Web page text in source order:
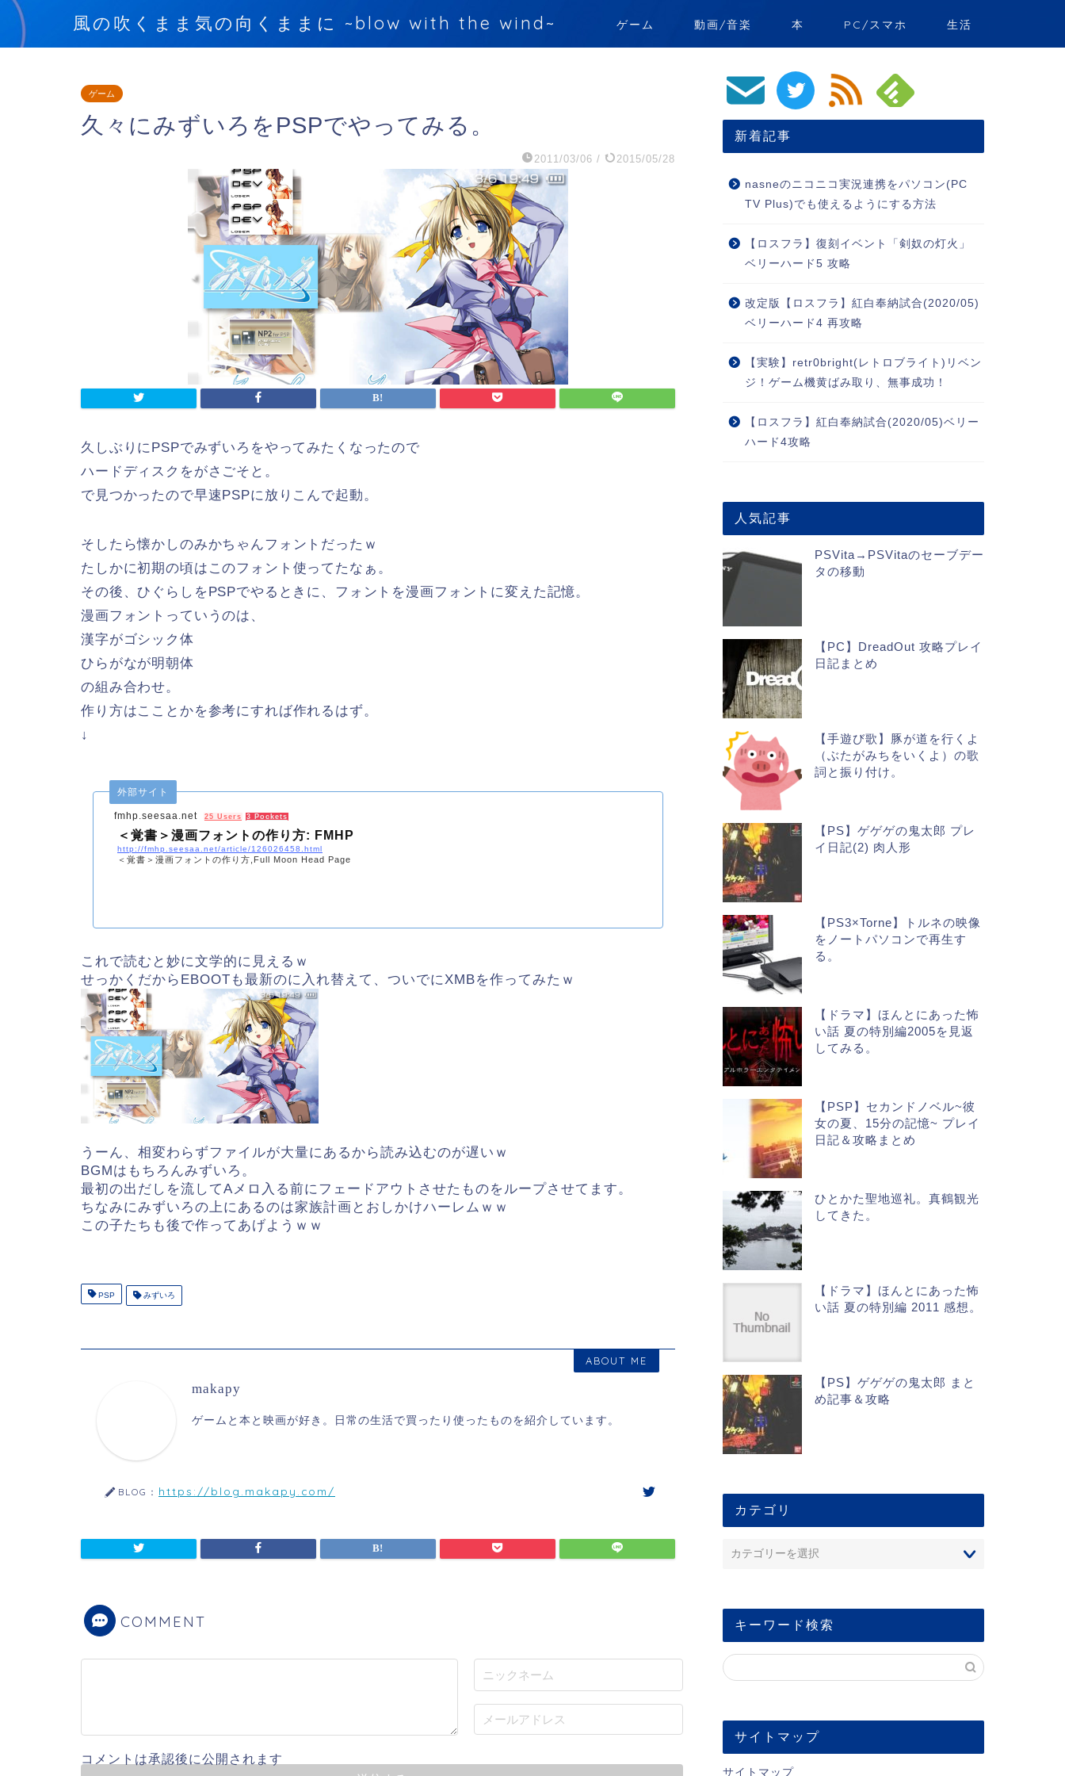
風の吹くまま気の向くままに ~blow with the wind~ ゲーム 動画/音楽 本 PC/スマホ 生活
ゲーム
久々にみずいろをPSPでやってみる。
2011/03/06 / 2015/05/28
久しぶりにPSPでみずいろをやってみたくなったので
ハードディスクをがさごそと。
で見つかったので早速PSPに放りこんで起動。
そしたら懐かしのみかちゃんフォントだったｗ
たしかに初期の頃はこのフォント使ってたなぁ。
その後、ひぐらしをPSPでやるときに、フォントを漫画フォントに変えた記憶。
漫画フォントっていうのは、
漢字がゴシック体
ひらがなが明朝体
の組み合わせ。
作り方はこことかを参考にすれば作れるはず。
↓
fmhp.seesaa.net
外部サイト
25 Users 3 Pockets
＜覚書＞漫画フォントの作り方: FMHP
http://fmhp.seesaa.net/article/126026458.html
＜覚書＞漫画フォントの作り方,Full Moon Head Page
これで読むと妙に文学的に見えるｗ
せっかくだからEBOOTも最新のに入れ替えて、ついでにXMBを作ってみたｗ
うーん、相変わらずファイルが大量にあるから読み込むのが遅いｗ
BGMはもちろんみずいろ。
最初の出だしを流してAメロ入る前にフェードアウトさせたものをループさせてます。
ちなみにみずいろの上にあるのは家族計画とおしかけハーレムｗｗ
この子たちも後で作ってあげようｗｗ
PSP みずいろ
ABOUT ME
makapy
ゲームと本と映画が好き。日常の生活で買ったり使ったものを紹介しています。
BLOG： https://blog.makapy.com/
COMMENT
コメントは承認後に公開されます
新着記事
nasneのニコニコ実況連携をパソコン(PC
TV Plus)でも使えるようにする方法
【ロスフラ】復刻イベント「剣奴の灯火」
ベリーハード5 攻略
改定版【ロスフラ】紅白奉納試合(2020/05)
ベリーハード4 再攻略
【実験】retr0bright(レトロブライト)リベン
ジ！ゲーム機黄ばみ取り、無事成功！
【ロスフラ】紅白奉納試合(2020/05)ベリー
ハード4攻略
人気記事
PSVita→PSVitaのセーブデー
タの移動
【PC】DreadOut 攻略プレイ
日記まとめ
【手遊び歌】豚が道を行くよ
（ぶたがみちをいくよ）の歌
詞と振り付け。
【PS】ゲゲゲの鬼太郎 プレ
イ日記(2) 肉人形
【PS3×Torne】トルネの映像
をノートパソコンで再生す
る。
【ドラマ】ほんとにあった怖
い話 夏の特別編2005を見返
してみる。
【PSP】セカンドノベル~彼
女の夏、15分の記憶~ プレイ
日記＆攻略まとめ
ひとかた聖地巡礼。真鶴観光
してきた。
【ドラマ】ほんとにあった怖
い話 夏の特別編 2011 感想。
【PS】ゲゲゲの鬼太郎 まと
め記事＆攻略
カテゴリ
キーワード検索
サイトマップ
サイトマップ